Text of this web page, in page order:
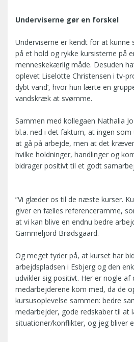
Underviserne gør en forskel
Underviserne er kendt for at kunne
på et hold og rykke kursisterne på
menneskekærlig måde. Desuden
oplevet Liselotte Christensen i tv-
dybt vand’, hvor hun lærte en
vandskræk at svømme.
Sammen med kollegaen Nathalia
bl.a. ned i det faktum, at ingen
at gå på arbejde, men at det
hvilke holdninger, handlinger og
bidrager positivt til et godt
”Vi glæder os til de næste kurser.
giver en fælles referenceramme,
at vi kan blive en endnu bedre
Gammeljord Brødsgaard.
Og meget tyder på, at kurset har
arbejdspladsen i Esbjerg og den
udvikler sig positivt. Her er nogle af
medarbejderene kom med, da de
kursusoplevelse sammen: bedre
medarbejder, gode redskaber til at
situationer/konflikter, og jeg bliver